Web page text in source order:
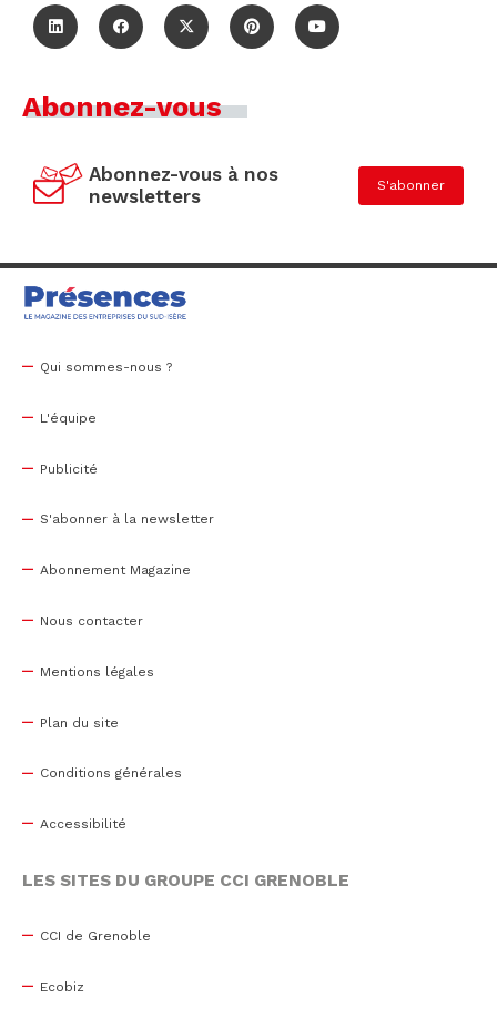
Abonnez-vous
Abonnez-vous à nos
newsletters
S'abonner
Qui sommes-nous ?
L'équipe
Publicité
S'abonner à la newsletter
Abonnement Magazine
Nous contacter
Mentions légales
Plan du site
Conditions générales
Accessibilité
LES SITES DU GROUPE CCI GRENOBLE
CCI de Grenoble
Ecobiz